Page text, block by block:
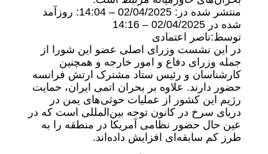
منتشر شده در: 02/04/2025 – 14:04
: روزآمد
شده در 02/04/2025 – 14:16
توسط:ناصر اعتمادی
در این نشست وزرای اصلی عضو این شورا از
جمله وزرای دفاع و امور خارجه و همچنین
کارشناسان و رئیس ستاد مشترک ارتش فرانسه
حضور دارند. علاوه بر بحران اتمی ایران، حمایت
رژیم این کشور از عملیات حوثی‌های یمن در
دریای سرخ در کانون توجه بین‌المللی است که در
عین حال حضور نظامی آمریکا در منطقه را به
طرز کم سابقه‌ای افزایش داده‌اند.